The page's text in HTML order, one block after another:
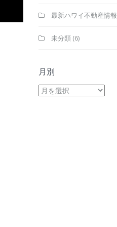
最新ハワイ不動産情報
未分類 (6)
月別
月
別